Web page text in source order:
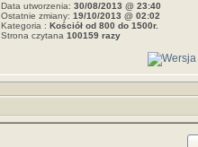
Data utworzenia: 30/08/2013 @ 23:40
Ostatnie zmiany: 19/10/2013 @ 02:02
Kategoria : Kościół od 800 do 1500r.
Strona czytana 100159 razy